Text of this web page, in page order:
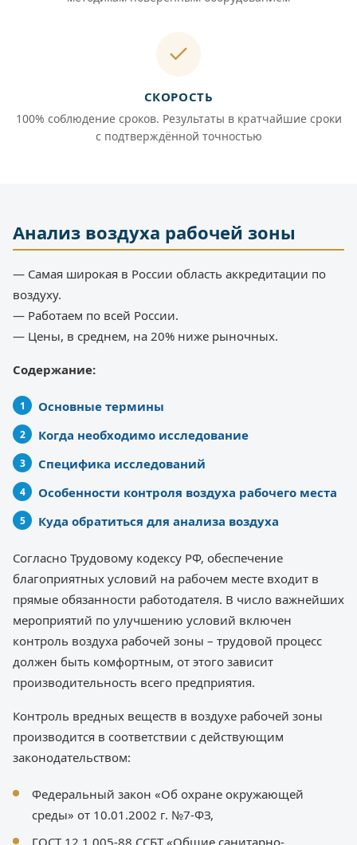
СКОРОСТЬ
100% соблюдение сроков. Результаты в кратчайшие сроки
с подтверждённой точностью
Анализ воздуха рабочей зоны
— Самая широкая в России область аккредитации по
воздуху.
— Работаем по всей России.
— Цены, в среднем, на 20% ниже рыночных.
Содержание:
Основные термины
Когда необходимо исследование
Специфика исследований
Особенности контроля воздуха рабочего места
Куда обратиться для анализа воздуха
Согласно Трудовому кодексу РФ, обеспечение
благоприятных условий на рабочем месте входит в
прямые обязанности работодателя. В число важнейших
мероприятий по улучшению условий включен
контроль воздуха рабочей зоны – трудовой процесс
должен быть комфортным, от этого зависит
производительность всего предприятия.
Контроль вредных веществ в воздухе рабочей зоны
производится в соответствии с действующим
законодательством:
Федеральный закон «Об охране окружающей
среды» от 10.01.2002 г. №7-ФЗ,